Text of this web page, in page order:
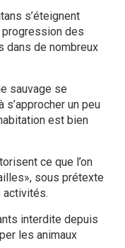
s’éteignent
progression des
dans de nombreux
sauvage se
un peu
est bien
ce que l’on
sous prétexte
activités.
interdite depuis
les animaux